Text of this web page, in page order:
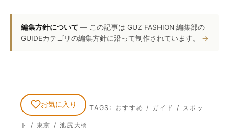
編集方針について — この記事は GUZ FASHION 編集部の
GUIDEカテゴリの編集方針に沿って制作されています。
お気に入り TAGS: おすすめ / ガイド / スポッ
ト / 東京 / 池尻大橋